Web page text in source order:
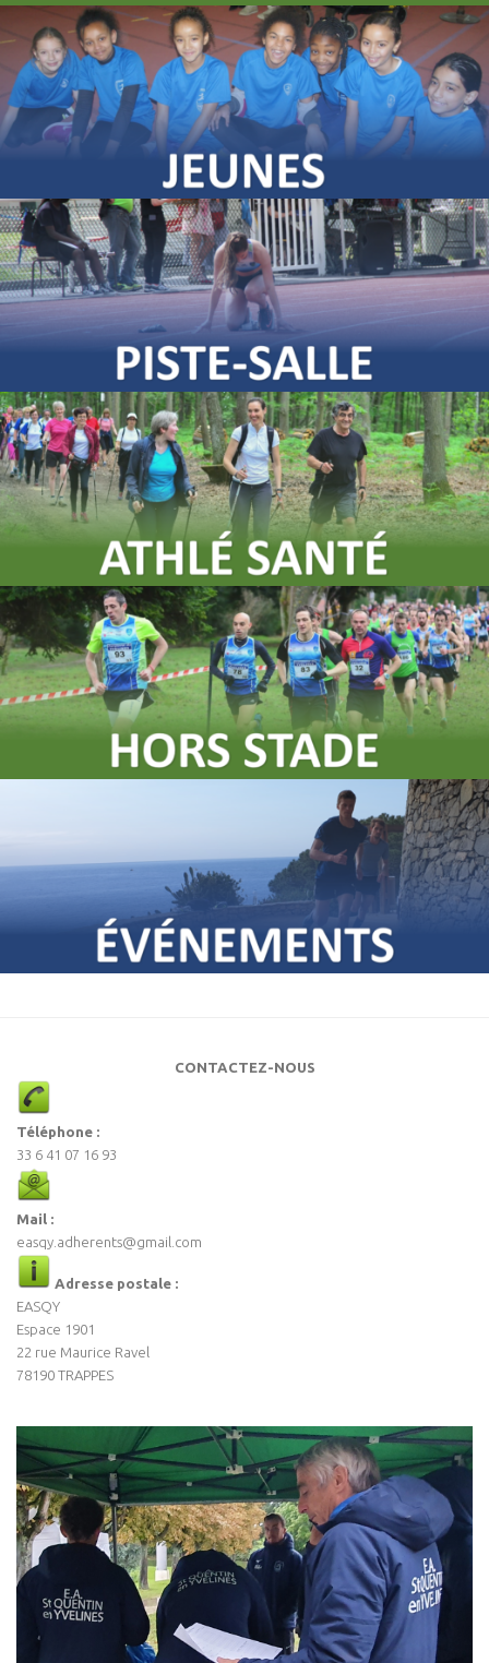
CONTACTEZ-NOUS
Téléphone :
33 6 41 07 16 93
Mail :
easqy.adherents@gmail.com
Adresse postale :
EASQY
Espace 1901
22 rue Maurice Ravel
78190 TRAPPES